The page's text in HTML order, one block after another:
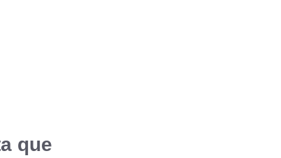
que